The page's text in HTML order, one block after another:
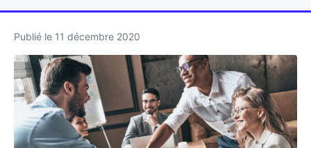
Publié le 11 décembre 2020